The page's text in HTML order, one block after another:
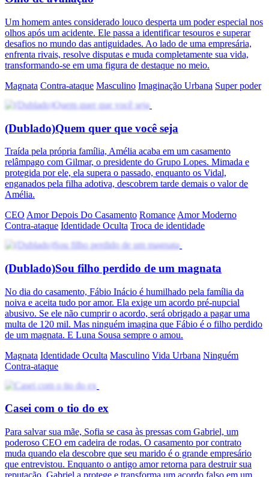
Um homem antes considerado louco desperta um poder especial nos
olhos após um acidente. Ele passa a identificar tesouros e superar
desafios no mundo das antiguidades. Ao lado de uma empresária,
enfrenta rivais, resolve disputas e muda completamente sua vida,
transformando-se em uma figura de destaque no meio.
Magnata Contra-ataque Masculino Imaginação Urbana Super poder
(Dublado)Quem quer que você seja
Traída pela própria família, Amélia acaba em um casamento
relâmpago com Gilmar, o presidente do Grupo Lopes. Mimada e
protegida por ele, ela supera o passado, enquanto os Vidal,
enganados pela filha adotiva, descobrem tarde demais o valor de
Amélia.
CEO Amor Depois Do Casamento Romance Amor Moderno
Contra-ataque Identidade Oculta Troca de identidade
(Dublado)Sou filho perdido de um magnata
No dia do casamento, Fábio Inácio é humilhado pela família da
noiva e aceita tudo por amor. Ela exige um acordo pré-nupcial
abusivo. Se ele não cumprir o acordo, será obrigado a pagar uma
multa de 120 mil. Mas ninguém imagina que Fábio é o filho perdido
de um magnata. E Luna Sousa sempre o amou.
Magnata Identidade Oculta Masculino Vida Urbana Ninguém
Contra-ataque
Casei com o tio do ex
Para salvar sua mãe, Sofia se casa às pressas com Gabriel, um
poderoso CEO em cadeira de rodas. O casamento por contrato
muda quando ela descobre que seu marido é o grande empresário
que entrevistou. Enquanto o antigo amor retorna para destruir sua